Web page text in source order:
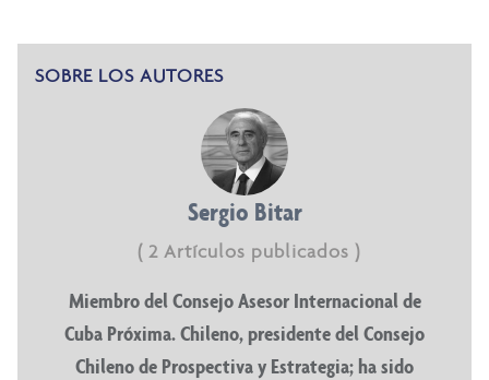
SOBRE LOS AUTORES
Sergio Bitar
( 2 Artículos publicados )
Miembro del Consejo Asesor Internacional de
Cuba Próxima. Chileno, presidente del Consejo
Chileno de Prospectiva y Estrategia; ha sido